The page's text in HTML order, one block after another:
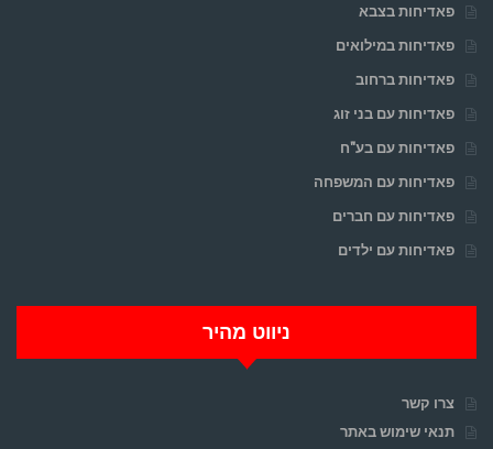
פאדיחות בצבא
פאדיחות במילואים
פאדיחות ברחוב
פאדיחות עם בני זוג
פאדיחות עם בע"ח
פאדיחות עם המשפחה
פאדיחות עם חברים
פאדיחות עם ילדים
ניווט מהיר
צרו קשר
תנאי שימוש באתר